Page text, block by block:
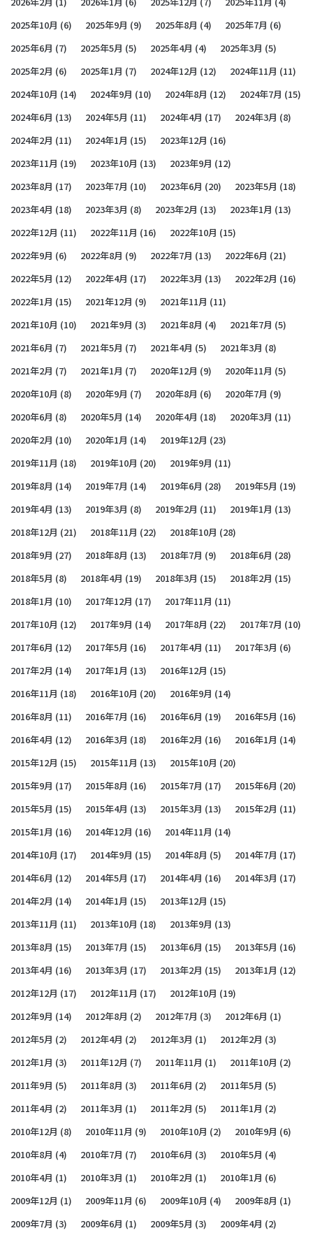
2025年10月 (6) 2025年9月 (9) 2025年8月 (4) 2025年7月 (6)
2025年6月 (7) 2025年5月 (5) 2025年4月 (4) 2025年3月 (5)
2025年2月 (6) 2025年1月 (7) 2024年12月 (12) 2024年11月 (11)
2024年10月 (14) 2024年9月 (10) 2024年8月 (12) 2024年7月 (15)
2024年6月 (13) 2024年5月 (11) 2024年4月 (17) 2024年3月 (8)
2024年2月 (11) 2024年1月 (15) 2023年12月 (16)
2023年11月 (19) 2023年10月 (13) 2023年9月 (12)
2023年8月 (17) 2023年7月 (10) 2023年6月 (20) 2023年5月 (18)
2023年4月 (18) 2023年3月 (8) 2023年2月 (13) 2023年1月 (13)
2022年12月 (11) 2022年11月 (16) 2022年10月 (15)
2022年9月 (6) 2022年8月 (9) 2022年7月 (13) 2022年6月 (21)
2022年5月 (12) 2022年4月 (17) 2022年3月 (13) 2022年2月 (16)
2022年1月 (15) 2021年12月 (9) 2021年11月 (11)
2021年10月 (10) 2021年9月 (3) 2021年8月 (4) 2021年7月 (5)
2021年6月 (7) 2021年5月 (7) 2021年4月 (5) 2021年3月 (8)
2021年2月 (7) 2021年1月 (7) 2020年12月 (9) 2020年11月 (5)
2020年10月 (8) 2020年9月 (7) 2020年8月 (6) 2020年7月 (9)
2020年6月 (8) 2020年5月 (14) 2020年4月 (18) 2020年3月 (11)
2020年2月 (10) 2020年1月 (14) 2019年12月 (23)
2019年11月 (18) 2019年10月 (20) 2019年9月 (11)
2019年8月 (14) 2019年7月 (14) 2019年6月 (28) 2019年5月 (19)
2019年4月 (13) 2019年3月 (8) 2019年2月 (11) 2019年1月 (13)
2018年12月 (21) 2018年11月 (22) 2018年10月 (28)
2018年9月 (27) 2018年8月 (13) 2018年7月 (9) 2018年6月 (28)
2018年5月 (8) 2018年4月 (19) 2018年3月 (15) 2018年2月 (15)
2018年1月 (10) 2017年12月 (17) 2017年11月 (11)
2017年10月 (12) 2017年9月 (14) 2017年8月 (22) 2017年7月 (10)
2017年6月 (12) 2017年5月 (16) 2017年4月 (11) 2017年3月 (6)
2017年2月 (14) 2017年1月 (13) 2016年12月 (15)
2016年11月 (18) 2016年10月 (20) 2016年9月 (14)
2016年8月 (11) 2016年7月 (16) 2016年6月 (19) 2016年5月 (16)
2016年4月 (12) 2016年3月 (18) 2016年2月 (16) 2016年1月 (14)
2015年12月 (15) 2015年11月 (13) 2015年10月 (20)
2015年9月 (17) 2015年8月 (16) 2015年7月 (17) 2015年6月 (20)
2015年5月 (15) 2015年4月 (13) 2015年3月 (13) 2015年2月 (11)
2015年1月 (16) 2014年12月 (16) 2014年11月 (14)
2014年10月 (17) 2014年9月 (15) 2014年8月 (5) 2014年7月 (17)
2014年6月 (12) 2014年5月 (17) 2014年4月 (16) 2014年3月 (17)
2014年2月 (14) 2014年1月 (15) 2013年12月 (15)
2013年11月 (11) 2013年10月 (18) 2013年9月 (13)
2013年8月 (15) 2013年7月 (15) 2013年6月 (15) 2013年5月 (16)
2013年4月 (16) 2013年3月 (17) 2013年2月 (15) 2013年1月 (12)
2012年12月 (17) 2012年11月 (17) 2012年10月 (19)
2012年9月 (14) 2012年8月 (2) 2012年7月 (3) 2012年6月 (1)
2012年5月 (2) 2012年4月 (2) 2012年3月 (1) 2012年2月 (3)
2012年1月 (3) 2011年12月 (7) 2011年11月 (1) 2011年10月 (2)
2011年9月 (5) 2011年8月 (3) 2011年6月 (2) 2011年5月 (5)
2011年4月 (2) 2011年3月 (1) 2011年2月 (5) 2011年1月 (2)
2010年12月 (8) 2010年11月 (9) 2010年10月 (2) 2010年9月 (6)
2010年8月 (4) 2010年7月 (7) 2010年6月 (3) 2010年5月 (4)
2010年4月 (1) 2010年3月 (1) 2010年2月 (1) 2010年1月 (6)
2009年12月 (1) 2009年11月 (6) 2009年10月 (4) 2009年8月 (1)
2009年7月 (3) 2009年6月 (1) 2009年5月 (3) 2009年4月 (2)